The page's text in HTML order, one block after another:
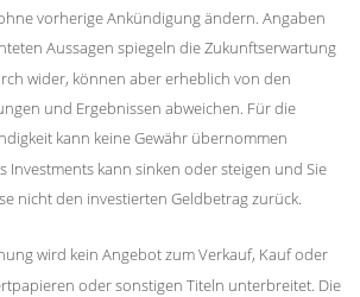
vorherige Ankündigung ändern. Angaben
Aussagen spiegeln die Zukunftserwartung
wider, können aber erheblich von den
und Ergebnissen abweichen. Für die
kann keine Gewähr übernommen
Investments kann sinken oder steigen und Sie
nicht den investierten Geldbetrag zurück.
wird kein Angebot zum Verkauf, Kauf oder
oder sonstigen Titeln unterbreitet. Die